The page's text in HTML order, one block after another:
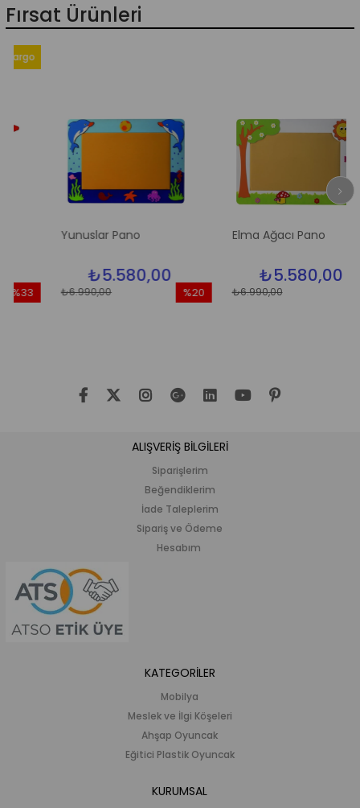
Fırsat Ürünleri
Yunuslar Pano
₺5.580,00
₺6.990,00
%20
Elma Ağacı Pano
₺5.580,00
₺6.990,00
ALIŞVERİŞ BİLGİLERİ
Siparişlerim
Beğendiklerim
İade Taleplerim
Sipariş ve Ödeme
Hesabım
KATEGORİLER
Mobilya
Meslek ve İlgi Köşeleri
Ahşap Oyuncak
Eğitici Plastik Oyuncak
KURUMSAL